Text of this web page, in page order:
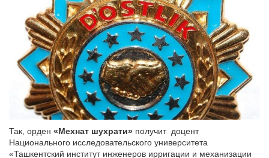
Так, орден «Мехнат шухрати» получит доцент
Национального исследовательского университета
«Ташкентский институт инженеров ирригации и механизации